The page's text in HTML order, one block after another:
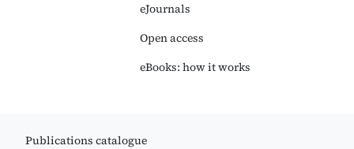
eJournals
Open access
eBooks: how it works
Publications catalogue